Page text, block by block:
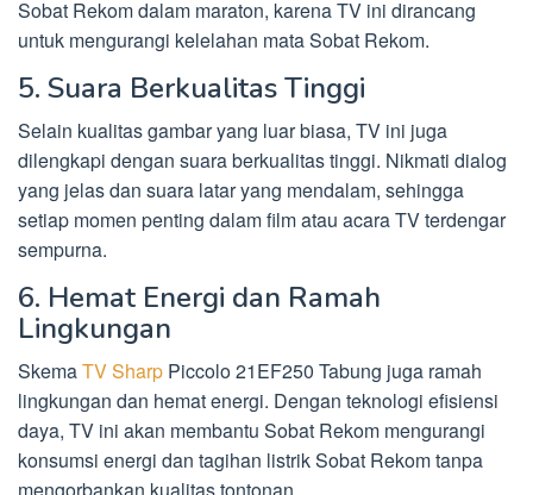
Sobat Rekom dalam maraton, karena TV ini dirancang
untuk mengurangi kelelahan mata Sobat Rekom.
5. Suara Berkualitas Tinggi
Selain kualitas gambar yang luar biasa, TV ini juga
dilengkapi dengan suara berkualitas tinggi. Nikmati dialog
yang jelas dan suara latar yang mendalam, sehingga
setiap momen penting dalam film atau acara TV terdengar
sempurna.
6. Hemat Energi dan Ramah
Lingkungan
SkemaTV Sharp Piccolo 21EF250 Tabung juga ramah
lingkungan dan hemat energi. Dengan teknologi efisiensi
daya, TV ini akan membantu Sobat Rekom mengurangi
konsumsi energi dan tagihan listrik Sobat Rekom tanpa